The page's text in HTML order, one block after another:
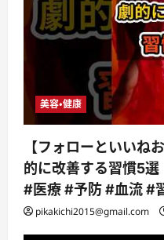
美容・健康
【フォローといいね
的に改善する習慣5
#医療 #予防 #血流 #
pikakichi2015@gmail.com